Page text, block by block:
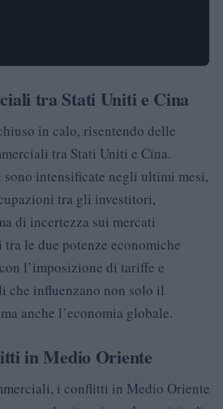
tra Stati Uniti e Cina
in calo, risentendo delle
tra Stati Uniti e Cina.
sono intensificate negli ultimi mesi,
tra gli investitori,
di incertezza sui mercati
le due potenze economiche
l’imposizione di tariffe e
che influenzano non solo il
anche l’economia globale.
in Medio Oriente
i conflitti in Medio Oriente